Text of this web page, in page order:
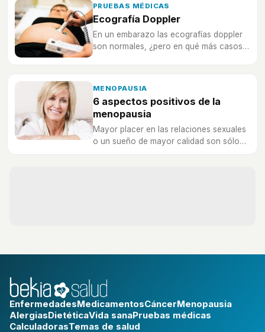
PRUEBAS MÉDICAS
Ecografía Doppler
En un embarazo las ecografías doppler
son normales, ¿pero en qué más casos
MENOPAUSIA
6 aspectos positivos de la
menopausia
Mayor placer en las relaciones sexuales
o un sueño de mayor calidad son sólo
EnfermedadesMedicamentosCáncerMenopausia
AlergiasDietéticaVida sanaPruebas médicas
CalculadorasTemas de salud